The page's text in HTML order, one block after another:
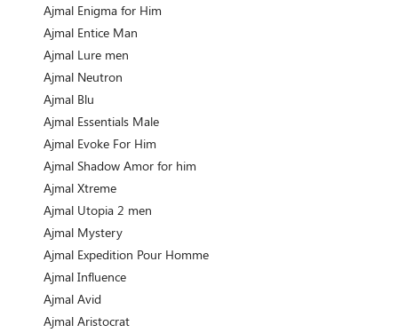
Ajmal Enigma for Him
Ajmal Entice Man
Ajmal Lure men
Ajmal Neutron
Ajmal Blu
Ajmal Essentials Male
Ajmal Evoke For Him
Ajmal Shadow Amor for him
Ajmal Xtreme
Ajmal Utopia 2 men
Ajmal Mystery
Ajmal Expedition Pour Homme
Ajmal Influence
Ajmal Avid
Ajmal Aristocrat